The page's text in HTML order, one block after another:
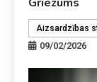
Aizsardzības
09/02/2026